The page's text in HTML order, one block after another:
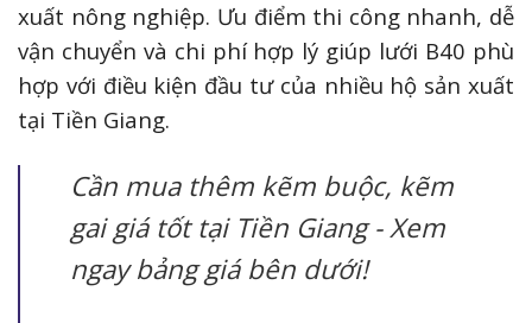
xuất nông nghiệp. Ưu điểm thi công nhanh, dễ
vận chuyển và chi phí hợp lý giúp lưới B40 phù
hợp với điều kiện đầu tư của nhiều hộ sản xuất
tại Tiền Giang.
Cần mua thêm kẽm buộc, kẽm
gai giá tốt tại Tiền Giang - Xem
ngay bảng giá bên dưới!